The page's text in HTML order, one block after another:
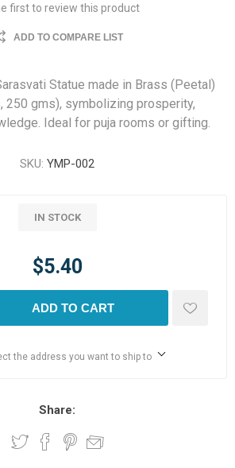
first to review this product
ADD TO COMPARE LIST
Statue made in Brass (Peetal)
250 gms), symbolizing prosperity,
Ideal for puja rooms or gifting.
SKU: YMP-002
IN STOCK
$5.40
ADD TO CART
the address you want to ship to
Share: